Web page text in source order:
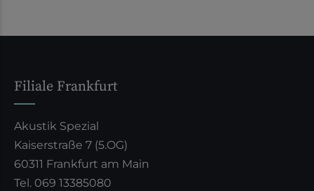
Filiale Frankfurt
Akustik Spezial
Kaiserstraße 7 (5.OG)
60311 Frankfurt am Main
Tel. 069 13385080